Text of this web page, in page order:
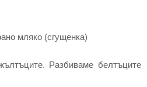
мляко (сгущенка)
Разбиваме белтъците